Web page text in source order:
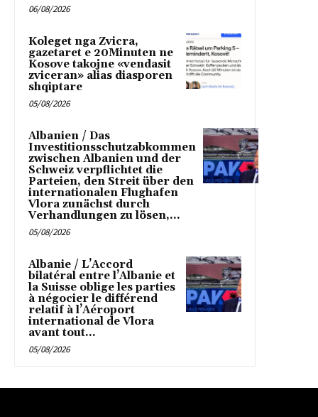
06/08/2026
Koleget nga Zvicra,
gazetaret e 20Minuten ne
Kosove takojne «vendasit
zviceran» alias diasporen
shqiptare
05/08/2026
Albanien / Das
Investitionsschutzabkommen
zwischen Albanien und der
Schweiz verpflichtet die
Parteien, den Streit über den
internationalen Flughafen
Vlora zunächst durch
Verhandlungen zu lösen,...
05/08/2026
Albanie / L’Accord
bilatéral entre l’Albanie et
la Suisse oblige les parties
à négocier le différend
relatif à l’Aéroport
international de Vlora
avant tout...
05/08/2026